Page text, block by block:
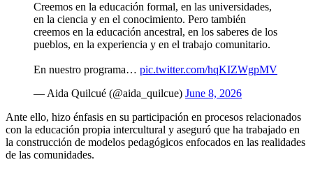
Creemos en la educación formal, en las universidades,
en la ciencia y en el conocimiento. Pero también
creemos en la educación ancestral, en los saberes de los
pueblos, en la experiencia y en el trabajo comunitario.
En nuestro programa… pic.twitter.com/hqKIZWgpMV
— Aida Quilcué (@aida_quilcue) June 8, 2026
Ante ello, hizo énfasis en su participación en procesos relacionados
con la educación propia intercultural y aseguró que ha trabajado en
la construcción de modelos pedagógicos enfocados en las realidades
de las comunidades.